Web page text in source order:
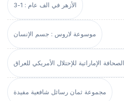
الأزهر في الف عام : 1-3
موسوعة لاروس : جسم الإنسان
الإماراتية للإحتلال الأمريكي للعراق
مجموعة ثمان رسائل شافعية مفيدة